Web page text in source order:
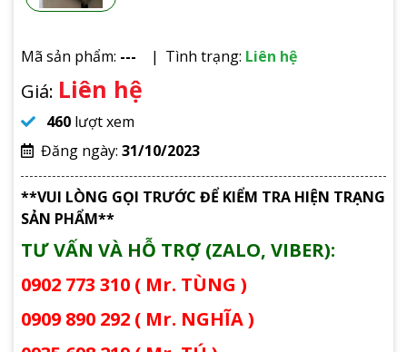
Mã sản phẩm: --- Tình trạng: Liên hệ
Giá: Liên hệ
460 lượt xem
Đăng ngày: 31/10/2023
**VUI LÒNG GỌI TRƯỚC ĐỂ KIỂM TRA HIỆN TRẠNG
SẢN PHẨM**
TƯ VẤN VÀ HỖ TRỢ (ZALO, VIBER):
0902 773 310 ( Mr. TÙNG )
0909 890 292 ( Mr. NGHĨA )